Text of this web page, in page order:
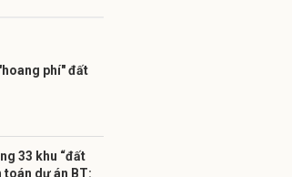
phí" đất
33 khu “đất
toán dự án BT: